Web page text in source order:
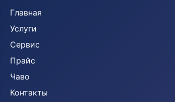
Главная
Услуги
Сервис
Прайс
Чаво
Контакты